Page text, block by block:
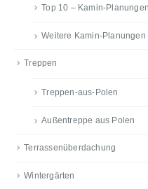
Top 10 – Kamin-Planungen
Weitere Kamin-Planungen
Treppen
Treppen-aus-Polen
Außentreppe aus Polen
Terrassenüberdachung
Wintergärten